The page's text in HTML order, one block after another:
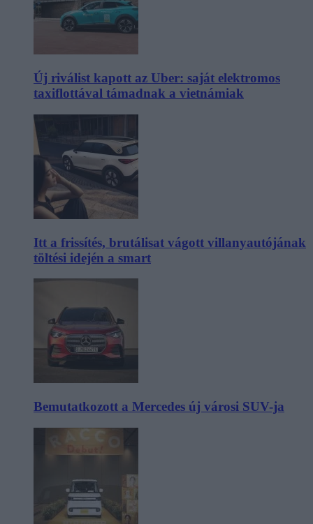
Új riválist kapott az Uber: saját elektromos
taxiflottával támadnak a vietnámiak
Itt a frissítés, brutálisat vágott villanyautójának
töltési idején a smart
Bemutatkozott a Mercedes új városi SUV-ja